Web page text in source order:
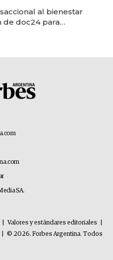
al bienestar
de doc24 para
SA.
Valores y estándares editoriales
© 2026. Forbes Argentina. Todos